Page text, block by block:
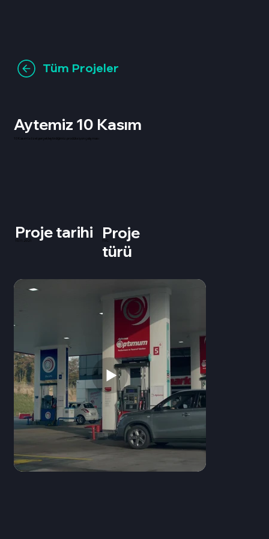
Aytemiz 10 Kasım
10 Kasım'a özel gerçekleştirdiğimiz prodüksiyon çalışması
Proje tarihi Proje
türü
TVC
Tüm Projeler